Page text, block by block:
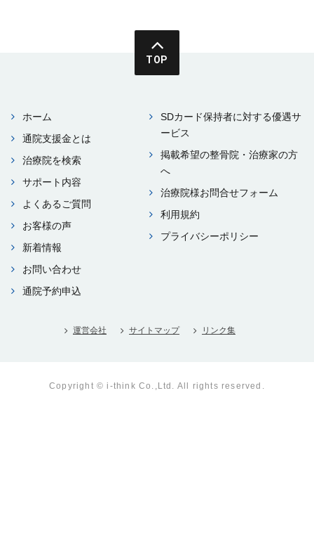
TOP
ホーム
通院⽀援⾦とは
治療院を検索
サポート内容
よくあるご質問
お客様の声
新着情報
お問い合わせ
通院予約申込
SDカード保持者に対する優遇サ
ービス
掲載希望の整⾻院・治療家の⽅
へ
治療院様お問合せフォーム
利⽤規約
プライバシーポリシー
運営会社 サイトマップ リンク集
Copyright © i-think Co.,Ltd. All rights reserved.